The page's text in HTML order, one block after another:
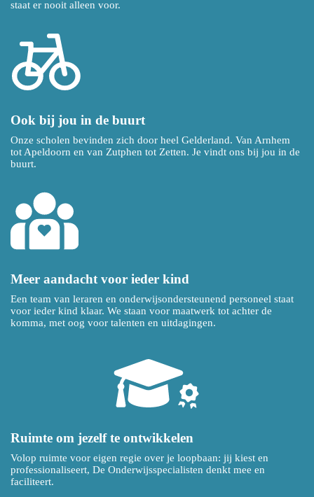
staat er nooit alleen voor.
Ook bij jou in de buurt
Onze scholen bevinden zich door heel Gelderland. Van Arnhem
tot Apeldoorn en van Zutphen tot Zetten. Je vindt ons bij jou in de
buurt.
Meer aandacht voor ieder kind
Een team van leraren en onderwijsondersteunend personeel staat
voor ieder kind klaar. We staan voor maatwerk tot achter de
komma, met oog voor talenten en uitdagingen.
Ruimte om jezelf te ontwikkelen
Volop ruimte voor eigen regie over je loopbaan: jij kiest en
professionaliseert, De Onderwijsspecialisten denkt mee en
faciliteert.